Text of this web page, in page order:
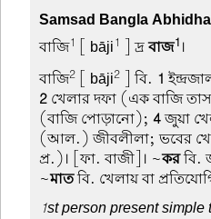
Samsad Bangla
বাজি1 [ bāji1 ] দ্রবাজ1 ।
বাজি2 [ bāji2 ] বি. 1
2 খেলার দফা (এক বাজি
(বাজি পোড়ানো);4জুয়া
(আল.) জীবলীলা; ভবের
প্র.)। [ফা. বাজী]। ~করবি.
~মাতবি. খেলায় বা
1st person present simple